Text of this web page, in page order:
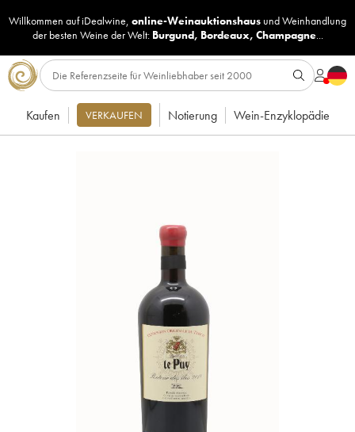
Willkommen auf iDealwine, online-Weinauktionshaus undWeinhandlung
der besten Weine der Welt: Burgund, Bordeaux, Champagne...
Kaufen VERKAUFEN Notierung Wein-Enzyklopädie